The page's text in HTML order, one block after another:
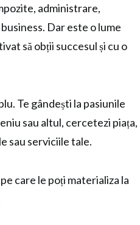
administrare,
Dar este o lume
să obții succesul și cu o
Te gândești la pasiunile
sau altul, cercetezi piața,
sau serviciile tale.
care le poți materializa la